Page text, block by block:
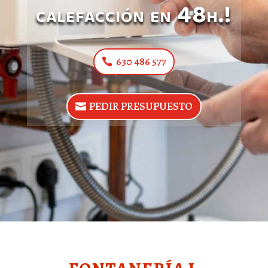
calefacción en 48h.!
630 486 577
PEDIR PRESUPUESTO